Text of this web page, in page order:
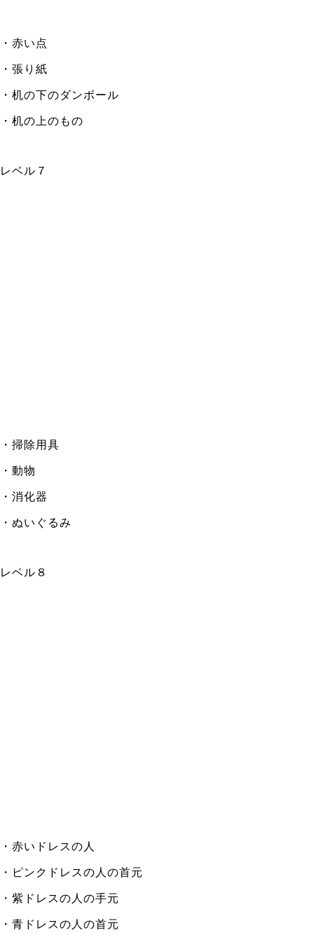
・赤い点
・張り紙
・机の下のダンボール
・机の上のもの
レベル７
・掃除用具
・動物
・消化器
・ぬいぐるみ
レベル８
・赤いドレスの人
・ピンクドレスの人の首元
・紫ドレスの人の手元
・青ドレスの人の首元